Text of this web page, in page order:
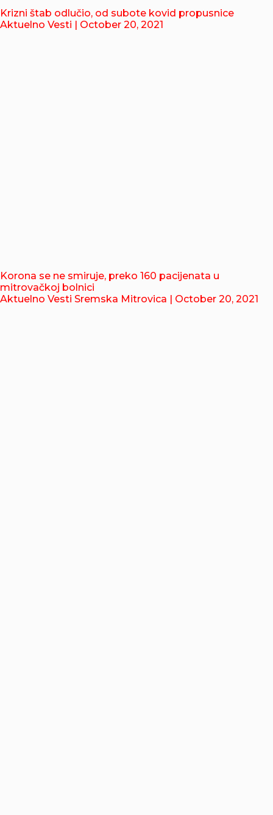
Krizni štab odlučio, od subote kovid propusnice
Aktuelno Vesti | October 20, 2021
Korona se ne smiruje, preko 160 pacijenata u
mitrovačkoj bolnici
Aktuelno Vesti Sremska Mitrovica | October 20, 2021